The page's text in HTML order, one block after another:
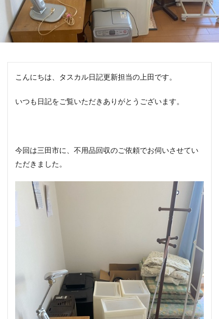
こんにちは、タスカル日記更新担当の上田です。
いつも日記をご覧いただきありがとうございます。
今回は三田市に、不用品回収のご依頼でお伺いさせてい
ただきました。